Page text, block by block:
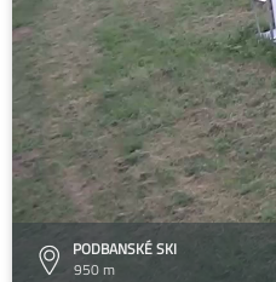
PODBANSKÉ SKI
950 m